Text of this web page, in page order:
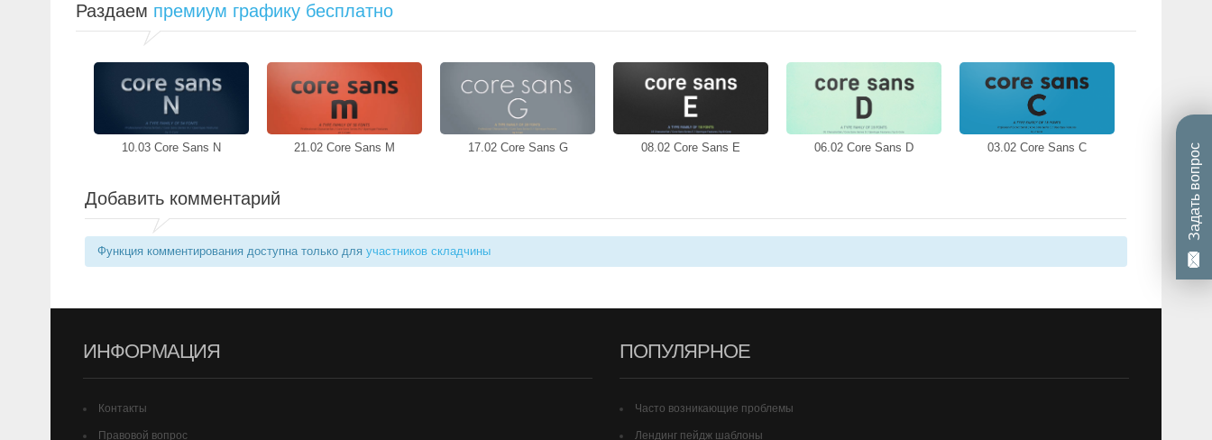
Раздаем премиум графику бесплатно
10.03 Core Sans N 21.02 Core Sans M 17.02 Core Sans G 08.02 Core Sans E 06.02 Core Sans D 03.02 Core Sans C
Добавить комментарий
Функция комментирования доступна только для участников складчины
ИНФОРМАЦИЯ
Контакты
Правовой вопрос
ПОПУЛЯРНОЕ
Часто возникающие проблемы
Лендинг пейдж шаблоны
Задать вопрос